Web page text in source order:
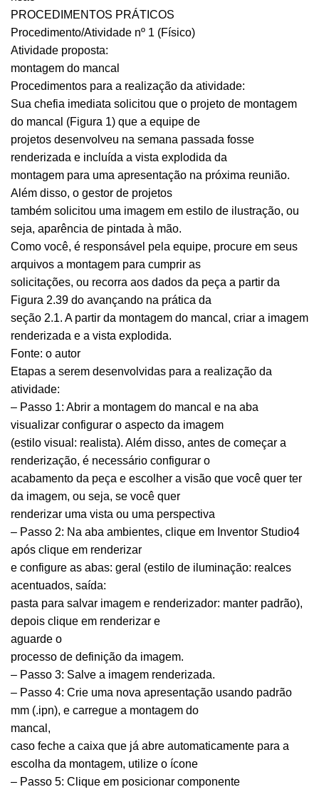
PROCEDIMENTOS PRÁTICOS
Procedimento/Atividade nº 1 (Físico)
Atividade proposta:
montagem do mancal
Procedimentos para a realização da atividade:
Sua chefia imediata solicitou que o projeto de montagem
do mancal (Figura 1) que a equipe de
projetos desenvolveu na semana passada fosse
renderizada e incluída a vista explodida da
montagem para uma apresentação na próxima reunião.
Além disso, o gestor de projetos
também solicitou uma imagem em estilo de ilustração, ou
seja, aparência de pintada à mão.
Como você, é responsável pela equipe, procure em seus
arquivos a montagem para cumprir as
solicitações, ou recorra aos dados da peça a partir da
Figura 2.39 do avançando na prática da
seção 2.1. A partir da montagem do mancal, criar a imagem
renderizada e a vista explodida.
Fonte: o autor
Etapas a serem desenvolvidas para a realização da
atividade:
– Passo 1: Abrir a montagem do mancal e na aba
visualizar configurar o aspecto da imagem
(estilo visual: realista). Além disso, antes de começar a
renderização, é necessário configurar o
acabamento da peça e escolher a visão que você quer ter
da imagem, ou seja, se você quer
renderizar uma vista ou uma perspectiva
– Passo 2: Na aba ambientes, clique em Inventor Studio4
após clique em renderizar
e configure as abas: geral (estilo de iluminação: realces
acentuados, saída:
pasta para salvar imagem e renderizador: manter padrão),
depois clique em renderizar e
aguarde o
processo de definição da imagem.
– Passo 3: Salve a imagem renderizada.
– Passo 4: Crie uma nova apresentação usando padrão
mm (.ipn), e carregue a montagem do
mancal,
caso feche a caixa que já abre automaticamente para a
escolha da montagem, utilize o ícone
– Passo 5: Clique em posicionar componente